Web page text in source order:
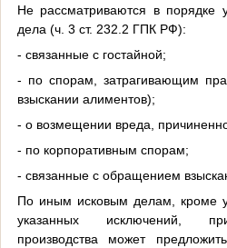
Не рассматриваются в порядке
дела (ч. 3 ст. 232.2 ГПК РФ):
- связанные с гостайной;
- по спорам, затрагивающим
взыскании алиментов);
- о возмещении вреда,
- по корпоративным спорам;
- связанные с обращением
По иным исковым делам, кроме
указанных исключений,
производства может